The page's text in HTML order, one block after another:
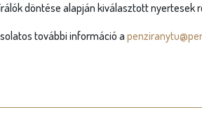
döntése alapján kiválasztott
további információ a